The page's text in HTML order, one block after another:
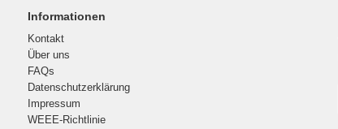
Informationen
Kontakt
Über uns
FAQs
Datenschutzerklärung
Impressum
WEEE-Richtlinie